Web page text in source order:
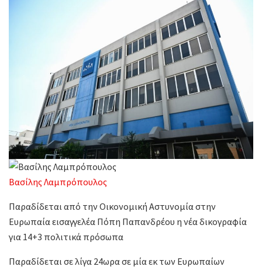
Βασίλης Λαμπρόπουλος
Παραδίδεται από την Οικονομική Αστυνομία στην
Ευρωπαία εισαγγελέα Πόπη Παπανδρέου η νέα δικογραφία
για 14+3 πολιτικά πρόσωπα
Παραδίδεται σε λίγα 24ωρα σε μία εκ των Ευρωπαίων